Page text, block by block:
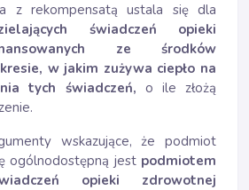
z rekompensatą ustala się dla
świadczeń opieki
ze środków
w jakim zużywa ciepło na
tych świadczeń, o ile złożą
wskazujące, że podmiot
ogólnodostępną jest podmiotem
opieki zdrowotnej